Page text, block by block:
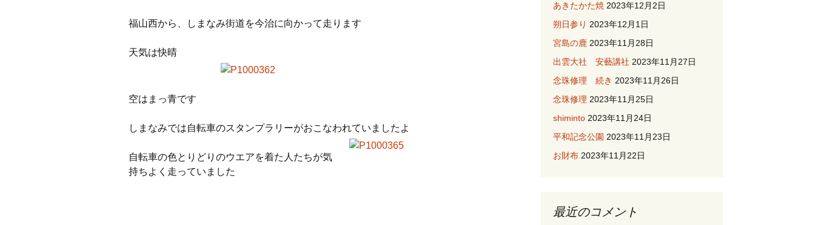
福山西から、しまなみ街道を今治に向かって走ります
天気は快晴
空はまっ青です
しまなみでは自転車のスタンプラリーがおこなわれていましたよ
自転車の色とりどりのウエアを着た人たちが気
持ちよく走っていました
あきたかた焼 2023年12月2日
朔日参り 2023年12月1日
宮島の鹿 2023年11月28日
出雲大社 安藝講社 2023年11月27日
念珠修理 続き 2023年11月26日
念珠修理 2023年11月25日
shiminto 2023年11月24日
平和記念公園 2023年11月23日
お財布 2023年11月22日
最近のコメント